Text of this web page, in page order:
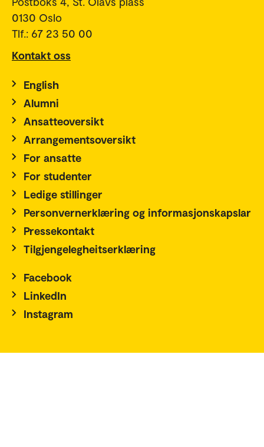
0130 Oslo
Tlf.: 67 23 50 00
Kontakt oss
English
Alumni
Ansatteoversikt
Arrangementsoversikt
For ansatte
For studenter
Ledige stillinger
Personvernerklæring og informasjonskapslar
Pressekontakt
Tilgjengelegheitserklæring
Facebook
LinkedIn
Instagram